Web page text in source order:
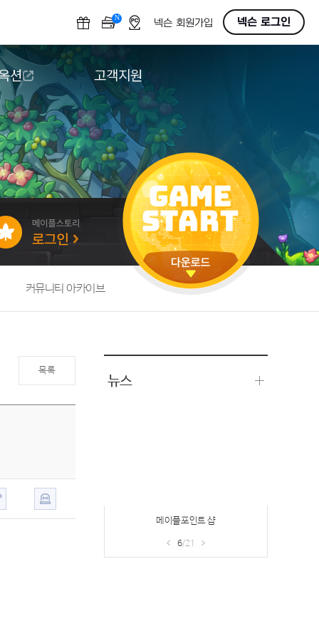
N OFF넥슨 회원가입 넥슨 로그인
션
션
고객지원
다운로드
도움말/1:1문의
버그악용/불법프로그램 신고
게임 접근성
커뮤니티 아카이브
목록
뉴스
메이플포인트 샵
6/21